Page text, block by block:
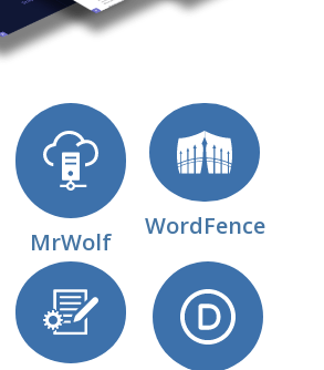
MrWolf
WordFence